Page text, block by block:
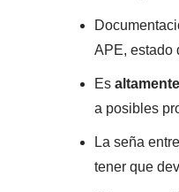
APE, estado
Es
a posibles
La seña
tener que